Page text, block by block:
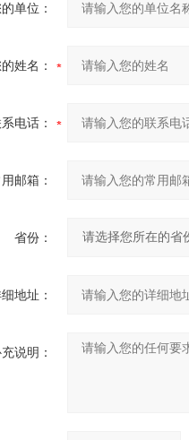
单位：
姓名：
电话：
邮箱：
省份：
地址：
说明：